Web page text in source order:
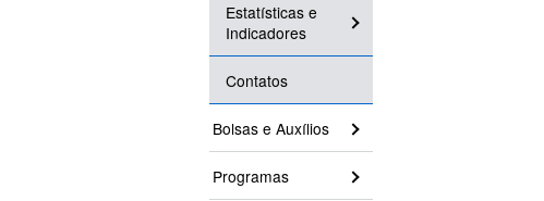
Estatísticas e
Indicadores
Contatos
Bolsas e Auxílios
Programas